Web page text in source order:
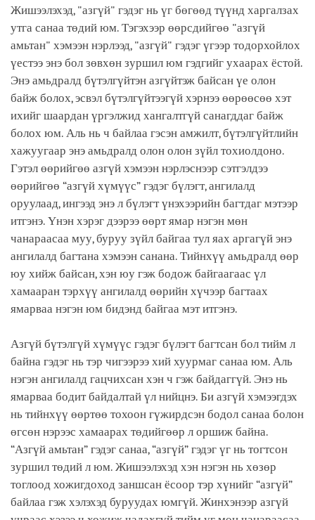
Жишээлэхэд, "азгүй" гэдэг нь үг бөгөөд түүнд харгалзах
утга санаа төдий юм. Тэгэхээр өөрсдийгөө "азгүй
амьтан" хэмээн нэрлээд, "азгүй" гэдэг үгээр тодорхойлох
үестээ энэ бол зөвхөн зуршил юм гэдгийг ухаарах ёстой.
Энэ амьдралд бүтэлгүйтэн азгүйтэж байсан үе олон
байж болох, эсвэл бүтэлгүйтээгүй хэрнээ өөрөөсөө хэт
ихийг шаардан үргэлжид хангалтгүй санагддаг байж
болох юм. Аль нь ч байлаа гэсэн амжилт, бүтэлгүйтлийн
хажуугаар энэ амьдралд олон олон зүйл тохиолдоно.
Гэтэл өөрийгөө азгүй хэмээн нэрлэснээр сэтгэлдээ
өөрийгөө “азгүй хүмүүс” гэдэг бүлэгт, ангилалд
оруулаад, ингээд энэ л бүлэгт үнэхээрийн багтдаг мэтээр
итгэнэ. Үнэн хэрэг дээрээ өөрт ямар нэгэн мөн
чанараасаа муу, буруу зүйл байгаа тул яах аргагүй энэ
ангилалд багтана хэмээн санана. Тийнхүү амьдралд өөр
юу хийж байсан, хэн юу гэж бодож байгаагаас үл
хамааран тэрхүү ангилалд өөрийн хүчээр багтаах
ямарваа нэгэн юм бидэнд байгаа мэт итгэнэ.
Азгүй бүтэлгүй хүмүүс гэдэг бүлэгт багтсан бол тийм л
байна гэдэг нь тэр чигээрээ хий хуурмаг санаа юм. Аль
нэгэн ангилалд гацчихсан хэн ч гэж байдаггүй. Энэ нь
ямарваа бодит байдалтай үл нийцнэ. Би азгүй хэмээгдэх
нь тийнхүү өөртөө тохоон гүжирдсэн бодол санаа болон
өгсөн нэрээс хамаарах төдийгөөр л оршиж байна.
“Азгүй амьтан” гэдэг санаа, “азгүй” гэдэг үг нь тогтсон
зуршил төдий л юм. Жишээлэхэд хэн нэгэн нь хөзөр
тоглоод хожигдоход заншсан ёсоор тэр хүнийг “азгүй”
байлаа гэж хэлэхэд буруудах юмгүй. Жинхэнээр азгүй